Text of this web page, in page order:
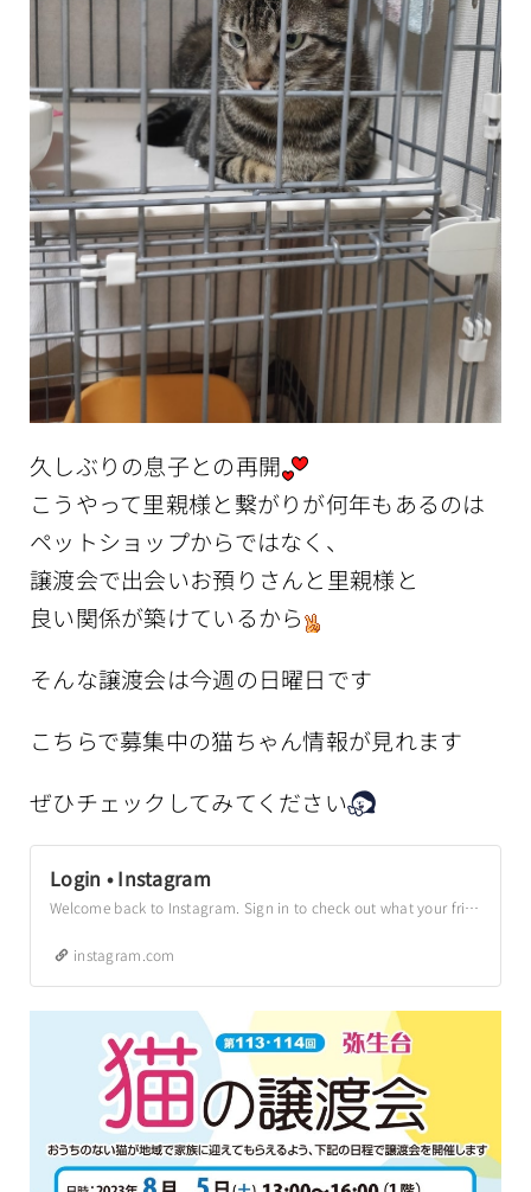
久しぶりの息子との再開
こうやって里親様と繋がりが何年もあるのは
ペットショップからではなく、
譲渡会で出会いお預りさんと里親様と
良い関係が築けているから
そんな譲渡会は今週の日曜日です
こちらで募集中の猫ちゃん情報が見れます
ぜひチェックしてみてください
Login • Instagram
Welcome back to Instagram. Sign in to check out what your friends, family & interests have been capturing & sharing around the world.
instagram.com